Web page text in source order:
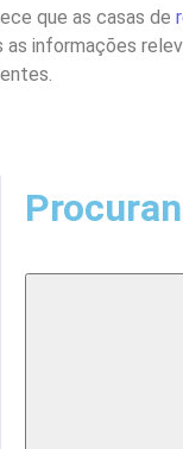
que as casas de
informações